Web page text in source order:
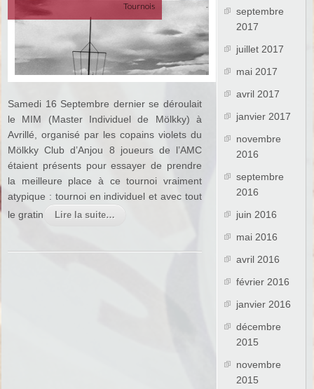
Tournois
Samedi 16 Septembre dernier se déroulait
le MIM (Master Individuel de Mölkky) à
Avrillé, organisé par les copains violets du
Mölkky Club d’Anjou 8 joueurs de l’AMC
étaient présents pour essayer de prendre
la meilleure place à ce tournoi vraiment
atypique : tournoi en individuel et avec tout
le gratin
Lire la suite…
septembre
2017
juillet 2017
mai 2017
avril 2017
janvier 2017
novembre
2016
septembre
2016
juin 2016
mai 2016
avril 2016
février 2016
janvier 2016
décembre
2015
novembre
2015